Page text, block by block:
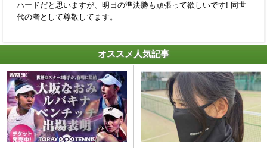
ハードだと思いますが、明日の準決勝も頑張って欲しいです! 同世
代の者として尊敬してます。
オススメ人気記事